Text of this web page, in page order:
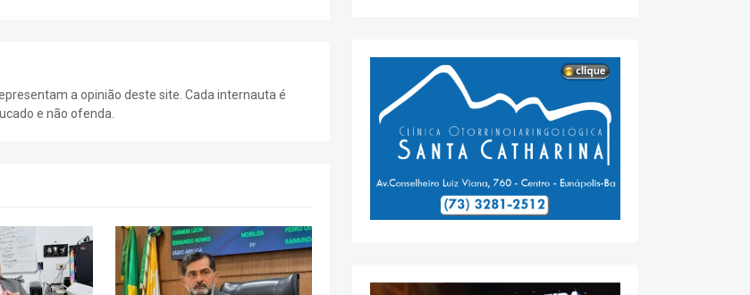
a opinião deste site. Cada internauta é
e não ofenda.